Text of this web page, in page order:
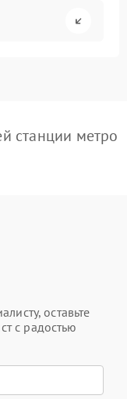
станции метро
оставьте
с радостью